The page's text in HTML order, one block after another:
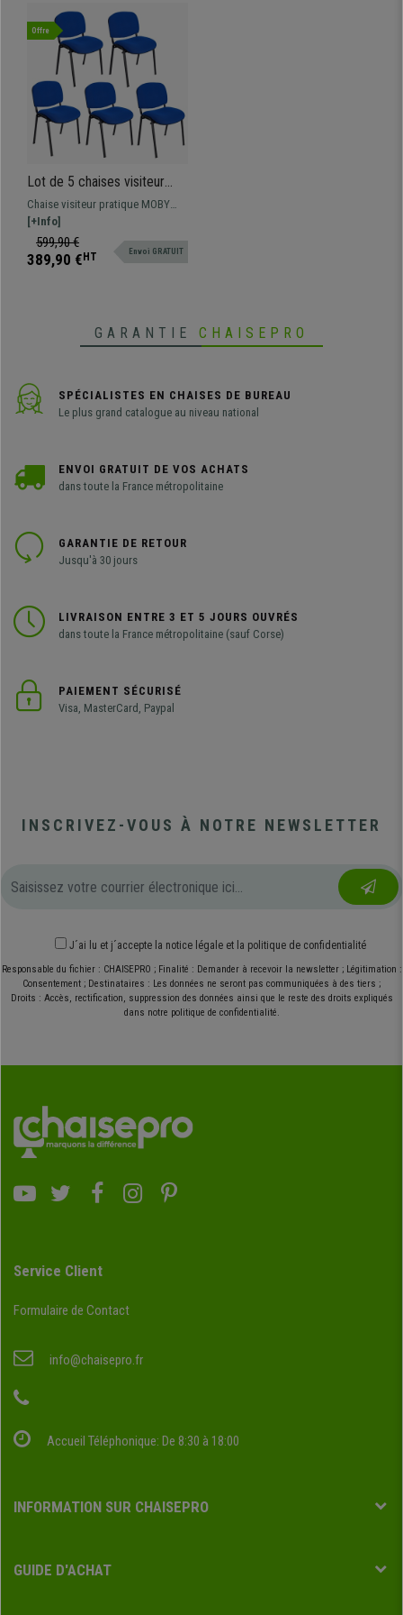
Offre
Lot de 5 chaises visiteur
MOBY BASE, Commode et
Pratique, Prix Incroyable,
Bleu et Piétement Noir
Chaise visiteur pratique MOBY
BASE, c'est la chaise visiteur par
excellence avec des lignes
classiques pour que les clients
[+Info]
599,90 €
389,90 € HT Envoi GRATUIT
GARANTIE CHAISEPRO
SPÉCIALISTES EN CHAISES DE BUREAU
Le plus grand catalogue au niveau national
ENVOI GRATUIT DE VOS ACHATS
dans toute la France métropolitaine
GARANTIE DE RETOUR
Jusqu'à 30 jours
LIVRAISON ENTRE 3 ET 5 JOURS OUVRÉS
dans toute la France métropolitaine (sauf Corse)
PAIEMENT SÉCURISÉ
Visa, MasterCard, Paypal
INSCRIVEZ-VOUS À NOTRE NEWSLETTER
J´ai lu et j´accepte la notice légale et la politique de confidentialité
Responsable du fichier : CHAISEPRO ; Finalité : Demander à recevoir la newsletter ; Légitimation :
Consentement ; Destinataires : Les données ne seront pas communiquées à des tiers ;
Droits : Accès, rectification, suppression des données ainsi que le reste des droits expliqués
dans notre politique de confidentialité.
Service Client
Formulaire de Contact
info@chaisepro.fr
Accueil Téléphonique: De 8:30 à 18:00
INFORMATION SUR CHAISEPRO
GUIDE D'ACHAT